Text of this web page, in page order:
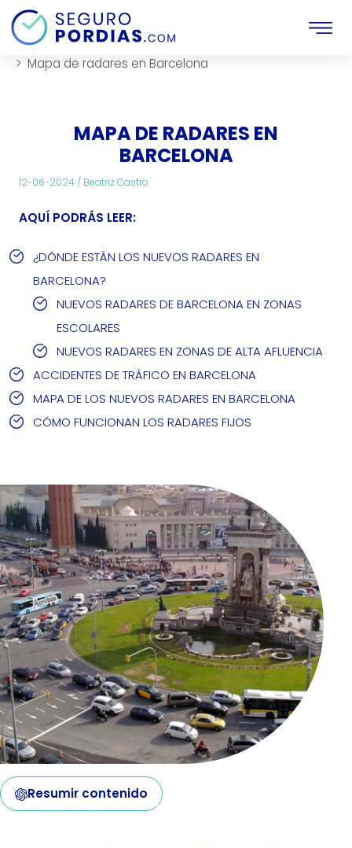
Inicio Motor
Noticias
Mapa de radares en Barcelona
Resumir contenido
MAPA DE RADARES EN
BARCELONA
12-06-2024 / Beatriz Castro
AQUÍ PODRÁS LEER:
¿DÓNDE ESTÁN LOS NUEVOS RADARES EN
BARCELONA?
NUEVOS RADARES DE BARCELONA EN ZONAS
ESCOLARES
NUEVOS RADARES EN ZONAS DE ALTA AFLUENCIA
ACCIDENTES DE TRÁFICO EN BARCELONA
MAPA DE LOS NUEVOS RADARES EN BARCELONA
CÓMO FUNCIONAN LOS RADARES FIJOS